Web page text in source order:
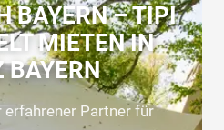
BAYERN – TIPI
MIETEN IN
BAYERN
erfahrener Partner für